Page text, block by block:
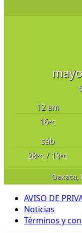
12 am
16°C
sáb
28°C / 13°C
Oaxaca,
AVISO DE
Noticias
Términos y